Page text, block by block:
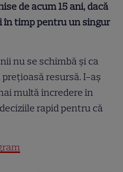
de acum 15 ani, dacă
în timp pentru un singur
nu se schimbă şi ca
resursă. I-aş
multă încredere în
rapid pentru că